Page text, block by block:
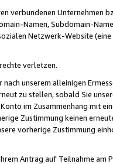
verbundenen Unternehmen
Namen, Subdomain-
Netzwerk-Website
verletzen.
unserem alleinigen
zu stellen, sobald Sie
im Zusammenhang mit
Zustimmung keinen
vorherige Zustimmung
Antrag auf Teilnahme